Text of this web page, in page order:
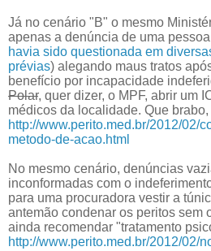
Já no cenário "B" o mesmo
apenas a denúncia de uma
havia sido questionada em
prévias) alegando maus tratos
benefício por incapacidade
Polar, quer dizer, o MPF, abrir um
médicos da localidade. Que
http://www.perito.med.br/2012/02/
metodo-de-acao.html
No mesmo cenário, denúncias
inconformadas com o
para uma procuradora vestir a
antemão condenar os peritos sem
ainda recomendar "tratamento
http://www.perito.med.br/2012/02/